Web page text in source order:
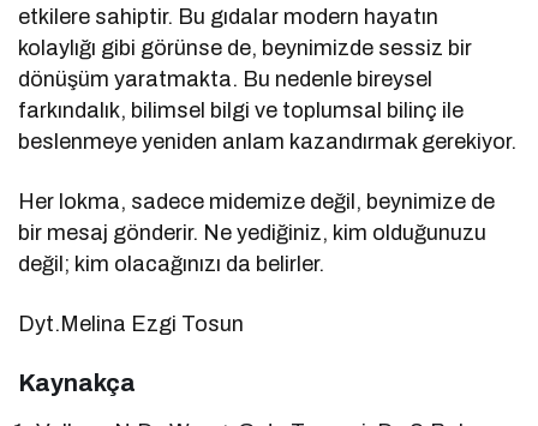
etkilere sahiptir. Bu gıdalar modern hayatın
kolaylığı gibi görünse de, beynimizde sessiz bir
dönüşüm yaratmakta. Bu nedenle bireysel
farkındalık, bilimsel bilgi ve toplumsal bilinç ile
beslenmeye yeniden anlam kazandırmak gerekiyor.
Her lokma, sadece midemize değil, beynimize de
bir mesaj gönderir. Ne yediğiniz, kim olduğunuzu
değil; kim olacağınızı da belirler.
Dyt.Melina Ezgi Tosun
Kaynakça